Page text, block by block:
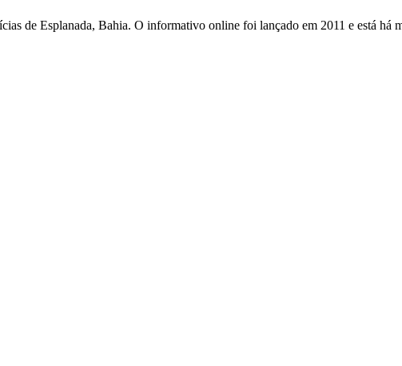
de Esplanada, Bahia. O informativo online foi lançado em 2011 e está há